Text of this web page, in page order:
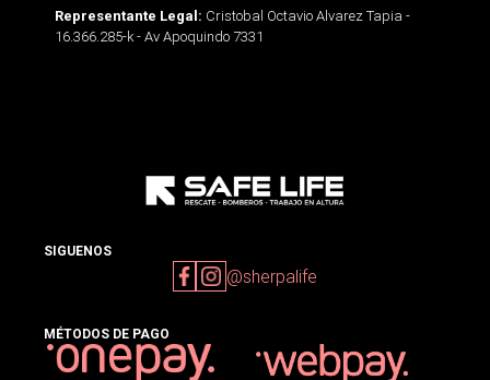
Representante Legal: Cristobal Octavio Alvarez Tapia -
16.366.285-k - Av Apoquindo 7331
SIGUENOS
@sherpalife
MÉTODOS DE PAGO